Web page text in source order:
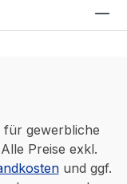
für gewerbliche
Preise exkl.
und ggf.